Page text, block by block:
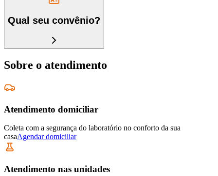
Qual seu convênio?
Sobre o atendimento
Atendimento domiciliar
Coleta com a segurança do laboratório no conforto da sua
casaAgendar domiciliar
Atendimento nas unidades